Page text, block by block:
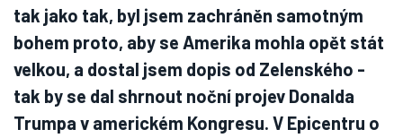
tak jako tak, byl jsem zachráněn samotným
bohem proto, aby se Amerika mohla opět stát
velkou, a dostal jsem dopis od Zelenského -
tak by se dal shrnout noční projev Donalda
Trumpa v americkém Kongresu. V Epicentru o